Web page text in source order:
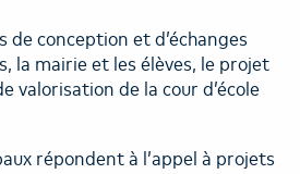
CONTACT
de conception et d’échanges
la mairie et les élèves, le projet
valorisation de la cour d’école
répondent à l’appel à projets